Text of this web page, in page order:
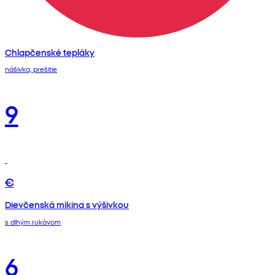
Chlapčenské tepláky
nášivka, prešitie
9
€
Dievčenská mikina s výšivkou
s dlhým rukávom
6